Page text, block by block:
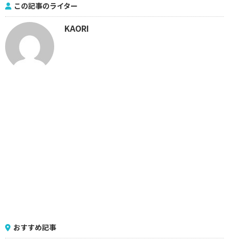
この記事のライター
KAORI
おすすめ記事